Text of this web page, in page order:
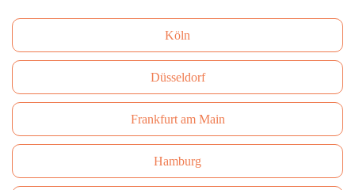
Köln
Düsseldorf
Frankfurt am Main
Hamburg